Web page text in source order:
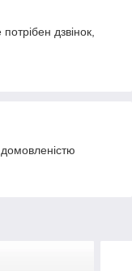
дзвінок,